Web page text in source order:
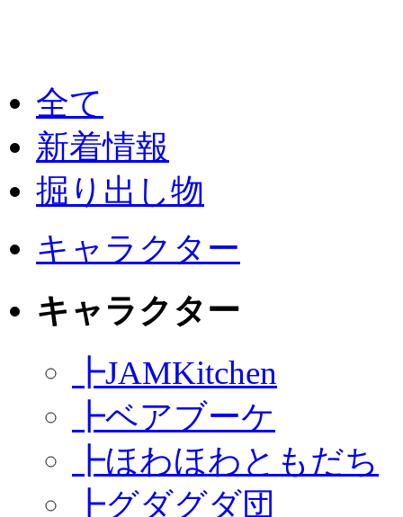
全て
新着情報
掘り出し物
キャラクター
キャラクター
┣JAMKitchen
┣ベアブーケ
┣ほわほわともだち
┣グダグダ団